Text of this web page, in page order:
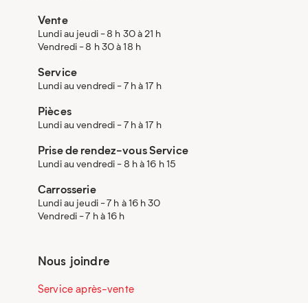
Vente
Lundi au jeudi - 8 h 30 à 21 h
Vendredi - 8 h 30 à 18 h
Service
Lundi au vendredi - 7 h à 17 h
Pièces
Lundi au vendredi - 7 h à 17 h
Prise de rendez-vous Service
Lundi au vendredi - 8 h à 16 h 15
Carrosserie
Lundi au jeudi - 7 h à 16 h 30
Vendredi - 7 h à 16 h
Nous joindre
Service après-vente